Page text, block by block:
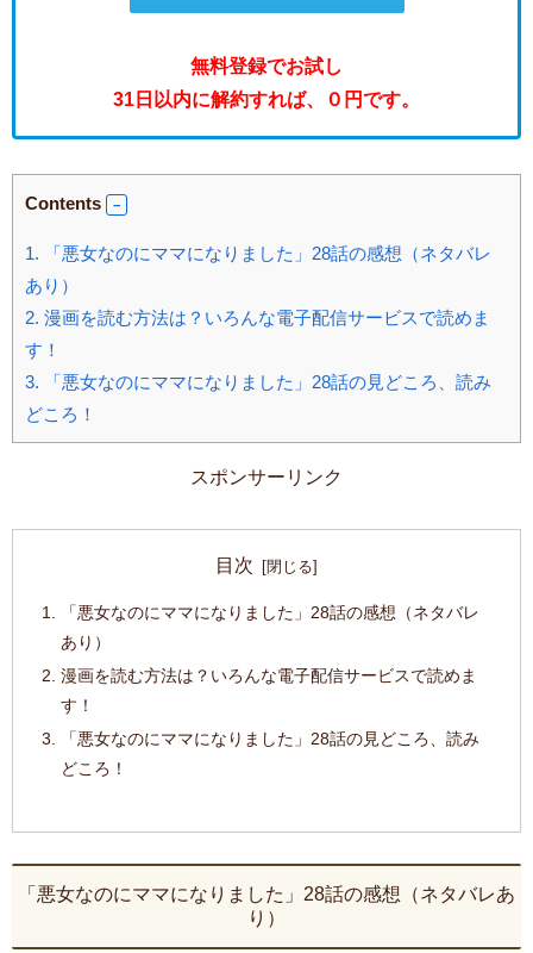
無料登録でお試し
31日以内に解約すれば、０円です。
Contents
1. 「悪女なのにママになりました」28話の感想（ネタバレ
あり）
2. 漫画を読む方法は？いろんな電子配信サービスで読めま
す！
3. 「悪女なのにママになりました」28話の見どころ、読み
どころ！
スポンサーリンク
目次
「悪女なのにママになりました」28話の感想（ネタバレ
あり）
漫画を読む方法は？いろんな電子配信サービスで読めま
す！
「悪女なのにママになりました」28話の見どころ、読み
どころ！
「悪女なのにママになりました」28話の感想（ネタバレあ
り）